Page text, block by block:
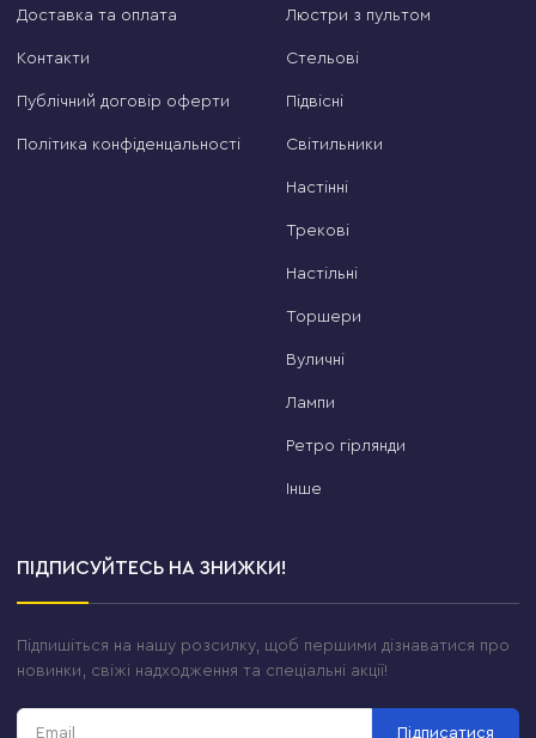
Доставка та оплата
Контакти
Публічний договір оферти
Політика конфіденцальності
Люстри з пультом
Стельові
Підвісні
Світильники
Настінні
Трекові
Настільні
Торшери
Вуличні
Лампи
Ретро гірлянди
Інше
ПІДПИСУЙТЕСЬ НА ЗНИЖКИ!
Підпишіться на нашу розсилку, щоб першими дізнаватися про
новинки, свіжі надходження та спеціальні акції!
Підписатися